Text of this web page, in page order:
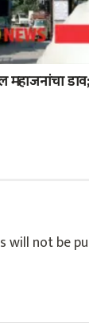
महाजनांचा
will not be